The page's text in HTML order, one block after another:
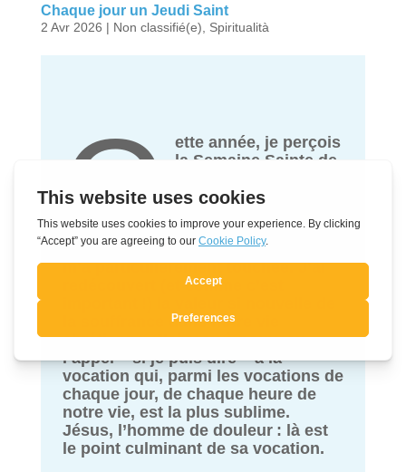
Chaque jour un Jeudi Saint
2 Avr 2026 | Non classifié(e) Spiritualità
C
ette année, je perçois
la Semaine Sainte de
particulière.
Hier, Mercredi Saint,
la lecture de la Passion de Jésus
m’a particulièrement touchée. J’ai
redécouvert (et comme c’est
la souffrance dans notre vie
chrétienne. J’ai reçu à nouveau
l’appel – si je puis dire – à la
vocation qui, parmi les vocations de
chaque jour, de chaque heure de
notre vie, est la plus sublime.
Jésus, l’homme de douleur : là est
le point culminant de sa vocation.